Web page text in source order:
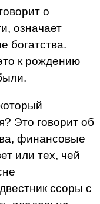
о
означает
богатства.
к рождению
Это говорит об
финансовые
или тех, чей
ссоры с